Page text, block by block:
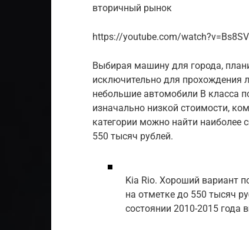
вторичный рынок
https://youtube.com/
Выбирая машину для города,
исключительно для прохождения
небольшие автомобили B класса
изначально низкой стоимости,
категории можно найти
550 тысяч рублей.
Kia Rio. Хороший вариант
на отметке до 550 тысяч
состоянии 2010-2015 года